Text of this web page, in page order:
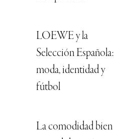
LOEWE y la
Selección Española:
moda, identidad y
fútbol
La comodidad bien